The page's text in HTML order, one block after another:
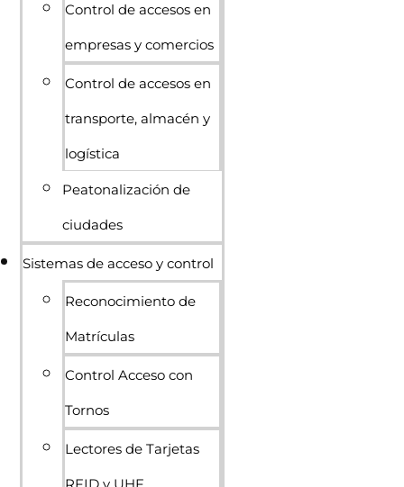
Control de accesos en
empresas y comercios
Control de accesos en
transporte, almacén y
logística
Peatonalización de
ciudades
Sistemas de acceso y control
Reconocimiento de
Matrículas
Control Acceso con
Tornos
Lectores de Tarjetas